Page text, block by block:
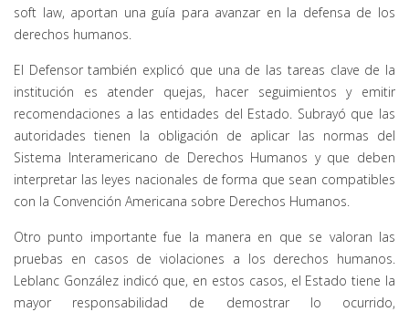
soft law, aportan una guía para avanzar en la defensa de los
derechos humanos.
El Defensor también explicó que una de las tareas clave de la
institución es atender quejas, hacer seguimientos y emitir
recomendaciones a las entidades del Estado. Subrayó que las
autoridades tienen la obligación de aplicar las normas del
Sistema Interamericano de Derechos Humanos y que deben
interpretar las leyes nacionales de forma que sean compatibles
con la Convención Americana sobre Derechos Humanos.
Otro punto importante fue la manera en que se valoran las
pruebas en casos de violaciones a los derechos humanos.
Leblanc González indicó que, en estos casos, el Estado tiene la
mayor responsabilidad de demostrar lo ocurrido,